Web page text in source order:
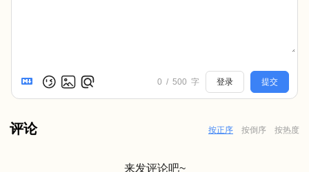
0 / 500 字 登录 提交
评论 按正序 按倒序 按热度
来发评论吧~